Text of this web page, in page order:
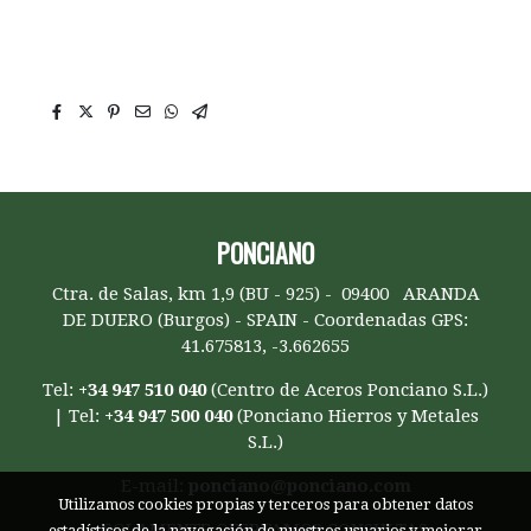
PONCIANO
Ctra. de Salas, km 1,9 (BU - 925) - 09400 ARANDA
DE DUERO (Burgos) - SPAIN - Coordenadas GPS:
41.675813, -3.662655
Tel: +34 947 510 040(Centro de Aceros Ponciano S.L.)
| Tel: +34 947 500 040(Ponciano Hierros y Metales
S.L.)
Utilizamos cookies propias y terceros para obtener datos